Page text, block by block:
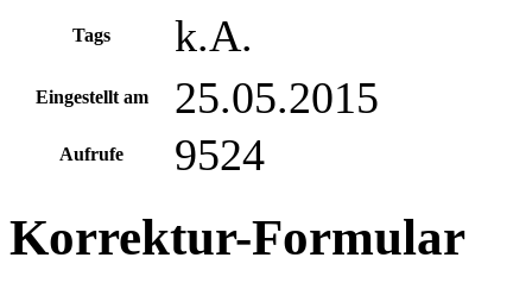
Tags k.A.
Eingestellt am 25.05.2015
Aufrufe 9524
Korrektur-Formular